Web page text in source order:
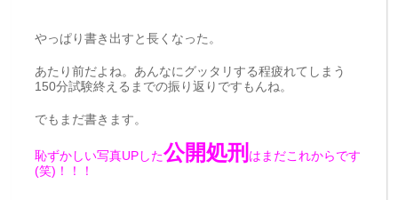
やっぱり書き出すと長くなった。
あたり前だよね。あんなにグッタリする程疲れてしまう
150分試験終えるまでの振り返りですもんね。
でもまだ書きます。
恥ずかしい写真UPした公開処刑 はまだこれからです
(笑)！！！